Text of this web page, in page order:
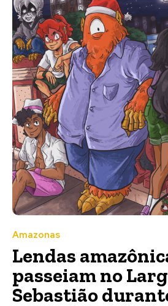
Amazonas
Lendas
passeiam no
Sebastião